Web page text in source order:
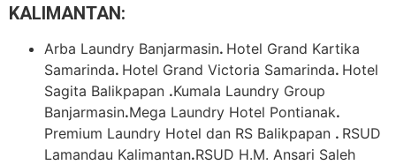
KALIMANTAN:
Arba Laundry Banjarmasin. Hotel Grand Kartika
Samarinda. Hotel Grand Victoria Samarinda. Hotel
Sagita Balikpapan .Kumala Laundry Group
Banjarmasin.Mega Laundry Hotel Pontianak.
Premium Laundry Hotel dan RS Balikpapan . RSUD
Lamandau Kalimantan.RSUD H.M. Ansari Saleh